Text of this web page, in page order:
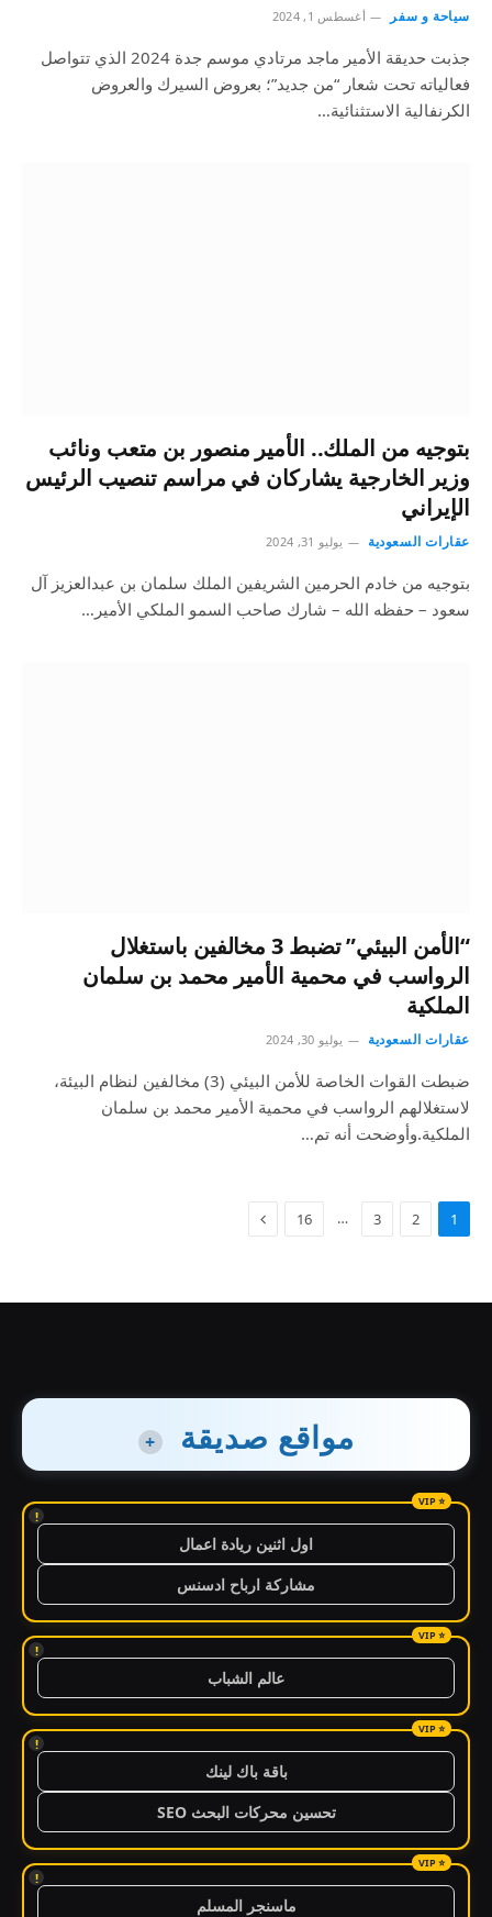
سياحة و سفر أغسطس 1, 2024
جذبت حديقة الأمير ماجد مرتادي موسم جدة 2024 الذي تتواصل
فعالياته تحت شعار “من جديد”؛ بعروض السيرك والعروض
الكرنفالية الاستثنائية…
بتوجيه من الملك.. الأمير منصور بن متعب ونائب
وزير الخارجية يشاركان في مراسم تنصيب الرئيس
الإيراني
عقارات السعودية يوليو 31, 2024
بتوجيه من خادم الحرمين الشريفين الملك سلمان بن عبدالعزيز آل
سعود – حفظه الله – شارك صاحب السمو الملكي الأمير…
“الأمن البيئي” تضبط 3 مخالفين باستغلال
الرواسب في محمية الأمير محمد بن سلمان
الملكية
عقارات السعودية يوليو 30, 2024
ضبطت القوات الخاصة للأمن البيئي (3) مخالفين لنظام البيئة،
لاستغلالهم الرواسب في محمية الأمير محمد بن سلمان
الملكية.وأوضحت أنه تم…
1
2
3
…
16
مواقع صديقة +
!
اول اثنين ريادة اعمال
مشاركة ارباح ادسنس
!
عالم الشباب
!
باقة باك لينك
تحسين محركات البحث SEO
!
ماسنجر المسلم